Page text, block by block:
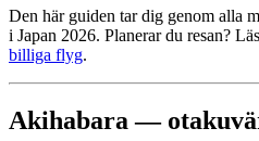
Den här guiden tar dig genom alla
i Japan 2026. Planerar du resan?
billiga flyg.
Akihabara —